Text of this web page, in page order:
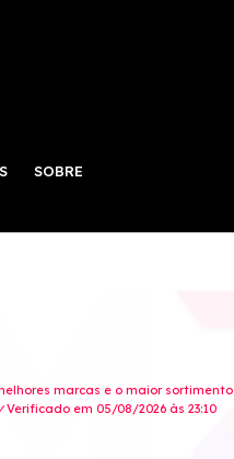
SOBRE
marcas e o maior sortimento
em 05/08/2026 às 23:10